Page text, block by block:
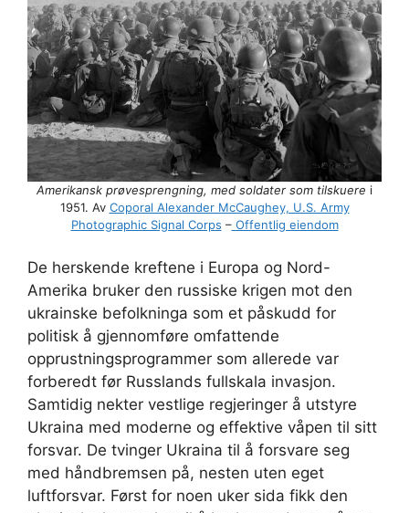
Amerikansk prøvesprengning, med soldater som tilskuere i
1951. Av Coporal Alexander McCaughey, U.S. Army
Photographic Signal Corps –Offentlig eiendom
De herskende kreftene i Europa og Nord-
Amerika bruker den russiske krigen mot den
ukrainske befolkninga som et påskudd for
politisk å gjennomføre omfattende
opprustningsprogrammer som allerede var
forberedt før Russlands fullskala invasjon.
Samtidig nekter vestlige regjeringer å utstyre
Ukraina med moderne og effektive våpen til sitt
forsvar. De tvinger Ukraina til å forsvare seg
med håndbremsen på, nesten uten eget
luftforsvar. Først for noen uker sida fikk den